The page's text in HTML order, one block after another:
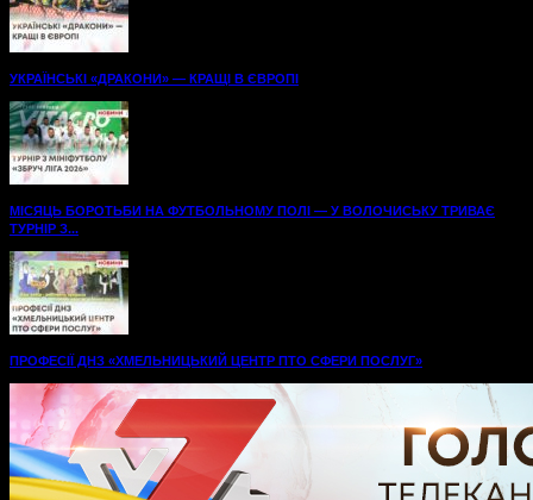
УКРАЇНСЬКІ «ДРАКОНИ» — КРАЩІ В ЄВРОПІ
МІСЯЦЬ БОРОТЬБИ НА ФУТБОЛЬНОМУ ПОЛІ — У ВОЛОЧИСЬКУ ТРИВАЄ
ТУРНІР З...
ПРОФЕСІЇ ДНЗ «ХМЕЛЬНИЦЬКИЙ ЦЕНТР ПТО СФЕРИ ПОСЛУГ»